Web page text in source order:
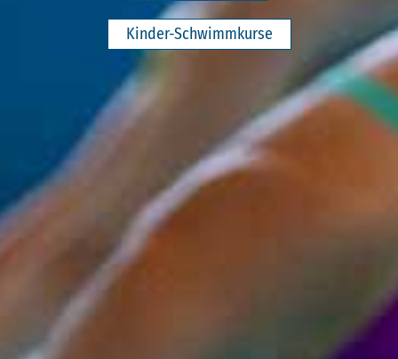
Kinder-Schwimmkurse